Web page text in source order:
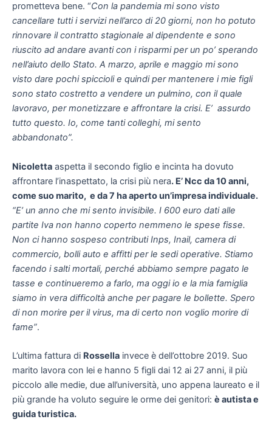
prometteva bene. “Con la pandemia mi sono visto
cancellare tutti i servizi nell’arco di 20 giorni, non ho potuto
rinnovare il contratto stagionale al dipendente e sono
riuscito ad andare avanti con i risparmi per un po’ sperando
nell’aiuto dello Stato. A marzo, aprile e maggio mi sono
visto dare pochi spiccioli e quindi per mantenere i mie figli
sono stato costretto a vendere un pulmino, con il quale
lavoravo, per monetizzare e affrontare la crisi. E’ assurdo
tutto questo. Io, come tanti colleghi, mi sento
abbandonato”.
Nicoletta aspetta il secondo figlio e incinta ha dovuto
affrontare l’inaspettato, la crisi più nera. E’ Ncc da 10 anni,
come suo marito, e da 7 ha aperto un’impresa individuale.
“E’ un anno che mi sento invisibile. I 600 euro dati alle
partite Iva non hanno coperto nemmeno le spese fisse.
Non ci hanno sospeso contributi Inps, Inail, camera di
commercio, bolli auto e affitti per le sedi operative. Stiamo
facendo i salti mortali, perché abbiamo sempre pagato le
tasse e continueremo a farlo, ma oggi io e la mia famiglia
siamo in vera difficoltà anche per pagare le bollette. Spero
di non morire per il virus, ma di certo non voglio morire di
fame”.
L’ultima fattura di Rossella invece è dell’ottobre 2019. Suo
marito lavora con lei e hanno 5 figli dai 12 ai 27 anni, il più
piccolo alle medie, due all’università, uno appena laureato e il
più grande ha voluto seguire le orme dei genitori: è autista e
guida turistica.